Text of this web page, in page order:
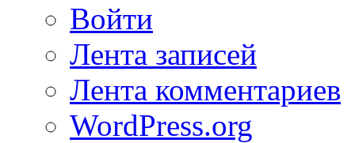
Войти
Лента записей
Лента комментариев
WordPress.org